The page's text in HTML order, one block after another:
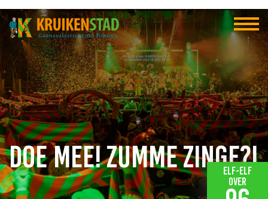
Doe mee! Zumme Zinge?!
Elf-elf
over